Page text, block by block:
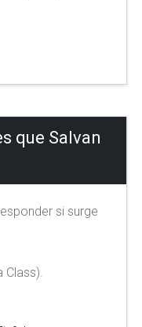
que Salvan
si surge